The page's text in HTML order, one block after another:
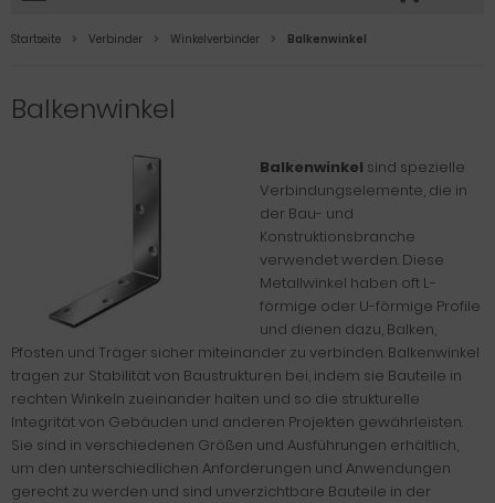
Startseite Verbinder Winkelverbinder Balkenwinkel
Balkenwinkel
Balkenwinkel sind spezielle
Verbindungselemente, die in
der Bau- und
Konstruktionsbranche
verwendet werden. Diese
Metallwinkel haben oft L-
förmige oder U-förmige Profile
und dienen dazu, Balken,
Pfosten und Träger sicher miteinander zu verbinden. Balkenwinkel
tragen zur Stabilität von Baustrukturen bei, indem sie Bauteile in
rechten Winkeln zueinander halten und so die strukturelle
Integrität von Gebäuden und anderen Projekten gewährleisten.
Sie sind in verschiedenen Größen und Ausführungen erhältlich,
um den unterschiedlichen Anforderungen und Anwendungen
gerecht zu werden und sind unverzichtbare Bauteile in der